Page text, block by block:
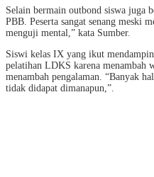
Selain bermain outbond siswa juga
PBB. Peserta sangat senang meski
menguji mental,” kata Sumber.
Siswi kelas IX yang ikut
pelatihan LDKS karena menambah
menambah pengalaman. “Banyak
tidak didapat dimanapun,”.